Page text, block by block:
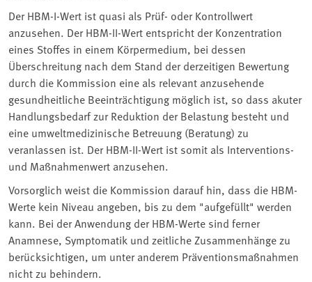
Der HBM-I-Wert ist quasi als Prüf- oder Kontrollwert
anzusehen. Der HBM-II-Wert entspricht der Konzentration
eines Stoffes in einem Körpermedium, bei dessen
Überschreitung nach dem Stand der derzeitigen Bewertung
durch die Kommission eine als relevant anzusehende
gesundheitliche Beeinträchtigung möglich ist, so dass akuter
Handlungsbedarf zur Reduktion der Belastung besteht und
eine umweltmedizinische Betreuung (Beratung) zu
veranlassen ist. Der HBM-II-Wert ist somit als Interventions-
und Maßnahmenwert anzusehen.
Vorsorglich weist die Kommission darauf hin, dass die HBM-
Werte kein Niveau angeben, bis zu dem "aufgefüllt" werden
kann. Bei der Anwendung der HBM-Werte sind ferner
Anamnese, Symptomatik und zeitliche Zusammenhänge zu
berücksichtigen, um unter anderem Präventionsmaßnahmen
nicht zu behindern.